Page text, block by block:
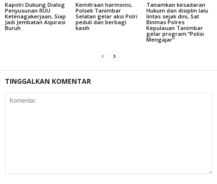
Kapolri Dukung Dialog
Penyusunan RUU
Ketenagakerjaan, Siap
Jadi Jembatan Aspirasi
Buruh
Kemitraan harmonis,
Polsek Tanimbar
Selatan gelar aksi Polri
peduli dan berbagi
kasih
Tanamkan kesadaran
Hukum dan disiplin lalu
lintas sejak dini, Sat
Binmas Polres
Kepulauan Tanimbar
gelar program “Polisi
Mengajar”
TINGGALKAN KOMENTAR